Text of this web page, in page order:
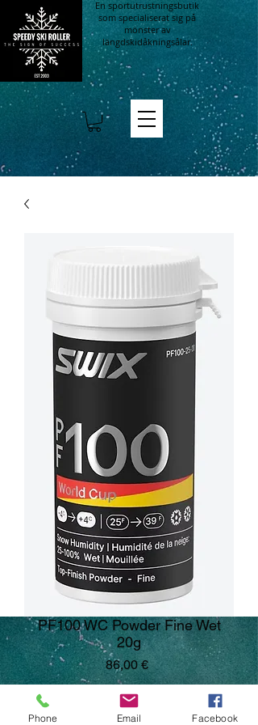
En sportutrustningsbutik
som specialiserat sig på
mönster av
längdskidåkningsålar.
PF100 WC Powder Fine Wet
20g
86,00 €Pris
Antal
Phone Email Facebook